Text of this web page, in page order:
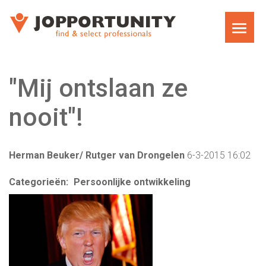
JOPPORTUNITY MEDIA RECRUITMENT
TEAM
EXECUTIVE SEARCH
MARKET RESEARCH RECRUITMENT
CARRIÈRECOACHING VOOR MANAGERS EN
DIRECTEUREN
"Mij ontslaan ze
nooit"!
Herman Beuker/ Rutger van Drongelen 6-3-2015 16:02
Categorieën: Persoonlijke ontwikkeling